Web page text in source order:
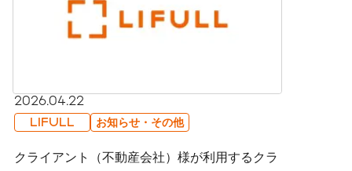
2026.04.22
LIFULL お知らせ・その他
クライアント（不動産会社）様が利用するクラ